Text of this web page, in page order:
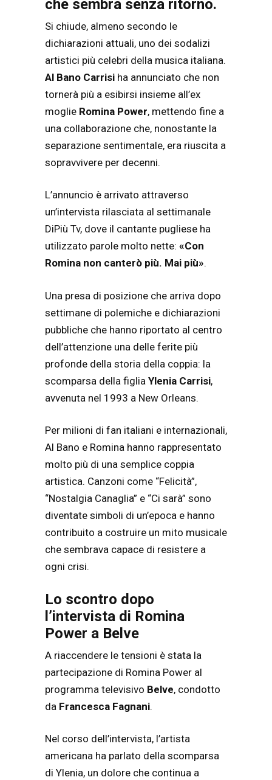
che sembra senza ritorno.
Si chiude, almeno secondo le
dichiarazioni attuali, uno dei sodalizi
artistici più celebri della musica italiana.
Al Bano Carrisi ha annunciato che non
tornerà più a esibirsi insieme all’ex
moglie Romina Power, mettendo fine a
una collaborazione che, nonostante la
separazione sentimentale, era riuscita a
sopravvivere per decenni.
L’annuncio è arrivato attraverso
un’intervista rilasciata al settimanale
DiPiù Tv, dove il cantante pugliese ha
utilizzato parole molto nette: «Con
Romina non canterò più. Mai più».
Una presa di posizione che arriva dopo
settimane di polemiche e dichiarazioni
pubbliche che hanno riportato al centro
dell’attenzione una delle ferite più
profonde della storia della coppia: la
scomparsa della figlia Ylenia Carrisi,
avvenuta nel 1993 a New Orleans.
Per milioni di fan italiani e internazionali,
Al Bano e Romina hanno rappresentato
molto più di una semplice coppia
artistica. Canzoni come “Felicità”,
“Nostalgia Canaglia” e “Ci sarà” sono
diventate simboli di un’epoca e hanno
contribuito a costruire un mito musicale
che sembrava capace di resistere a
ogni crisi.
Lo scontro dopo
l’intervista di Romina
Power a Belve
A riaccendere le tensioni è stata la
partecipazione di Romina Power al
programma televisivo Belve, condotto
da Francesca Fagnani.
Nel corso dell’intervista, l’artista
americana ha parlato della scomparsa
di Ylenia, un dolore che continua a